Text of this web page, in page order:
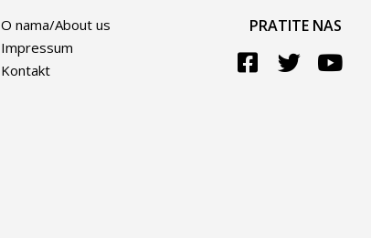
O nama/About us
Impressum
Kontakt
PRATITE NAS